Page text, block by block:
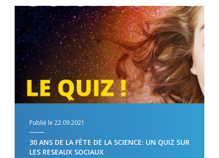
Publié le 22.09.2021
30 ANS DE LA FÊTE DE LA SCIENCE: UN QUIZ SUR
LES RESEAUX SOCIAUX